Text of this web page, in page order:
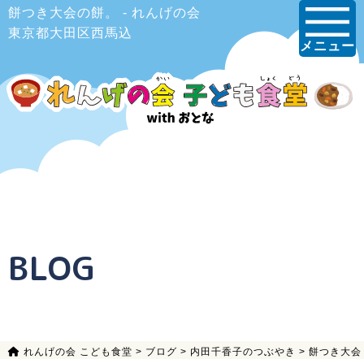
餅つき大会の餅。 - れんげの会
東京都大田区西馬込
メニュー
BLOG
れんげの会 こども食堂 > ブログ > 内田千香子のつぶやき > 餅つき大会